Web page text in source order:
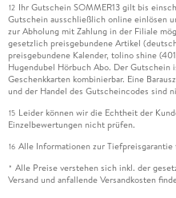
12 Ihr Gutschein SOMMER13 gilt bis
Gutschein ausschließlich online einlösen
zur Abholung mit Zahlung in der Filiale
gesetzlich preisgebundene Artikel
preisgebundene Kalender, tolino shine
Hugendubel Hörbuch Abo. Der
Geschenkkarten kombinierbar. Eine
und der Handel des Gutscheincodes sind
15 Leider können wir die Echtheit der
Einzelbewertungen nicht prüfen.
16 Alle Informationen zur Tiefpreisgarantie
* Alle Preise verstehen sich inkl. der
Versand und anfallende Versandkosten